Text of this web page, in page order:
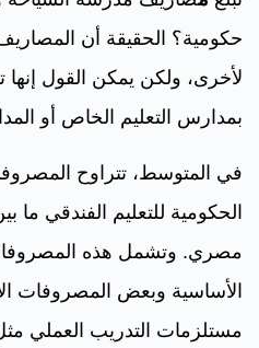
حكومية؟ الحقيقة أن
لأخرى، ولكن يمكن القول
بمدارس التعليم الخاص أو
في المتوسط، تتراوح
مصري. وتشمل هذه
الأساسية وبعض المصروفات
مستلزمات التدريب العملي